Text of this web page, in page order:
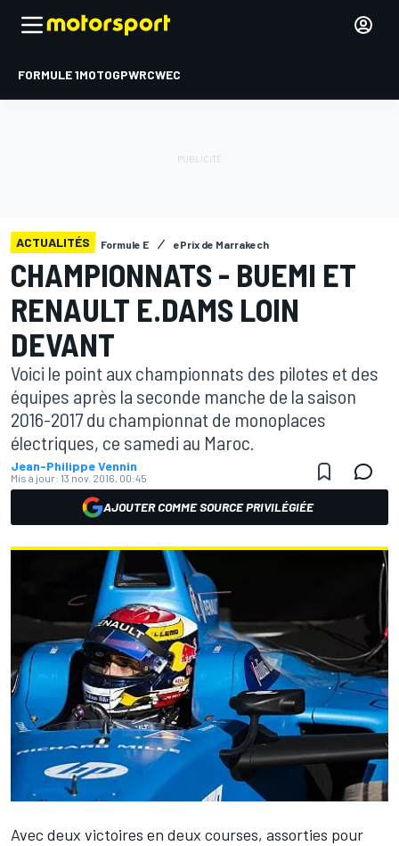
FORMULE 1MOTOGPWRCWEC
ACTUALITÉS Formule E ePrix de Marrakech
CHAMPIONNATS - BUEMI ET
RENAULT E.DAMS LOIN
DEVANT
Voici le point aux championnats des pilotes et des
équipes après la seconde manche de la saison
2016-2017 du championnat de monoplaces
électriques, ce samedi au Maroc.
Jean-Philippe Vennin
Mis à jour: 13 nov. 2016, 00:45
AJOUTER COMME SOURCE PRIVILÉGIÉE
Avec deux victoires en deux courses, assorties pour